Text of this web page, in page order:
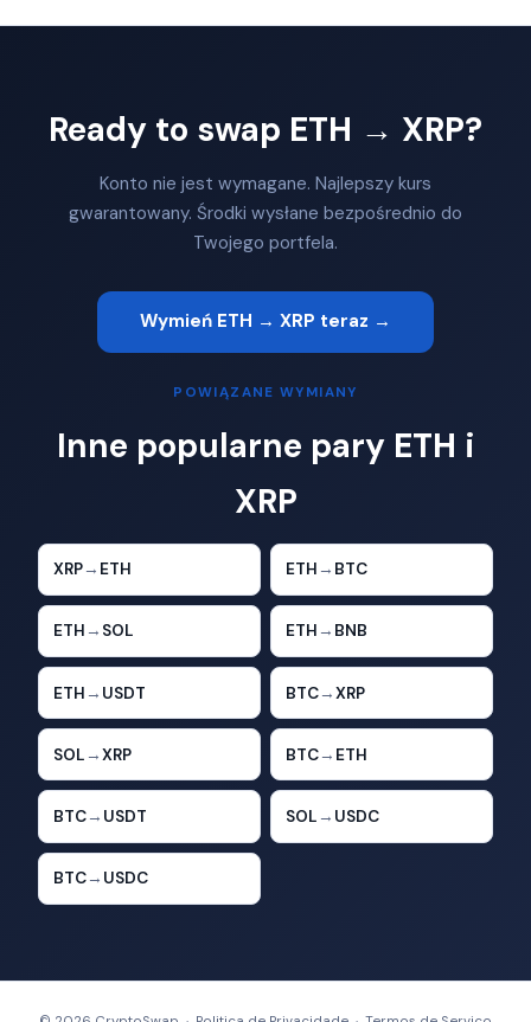
Ready to swap ETH → XRP?
Konto nie jest wymagane. Najlepszy kurs
gwarantowany. Środki wysłane bezpośrednio do
Twojego portfela.
Wymień ETH → XRP teraz →
POWIĄZANE WYMIANY
Inne popularne pary ETH i
XRP
XRP→ ETH ETH → BTC
ETH → SOL ETH → BNB
ETH → USDT BTC→XRP
SOL →XRP BTC→ ETH
BTC→ USDT SOL → USDC
BTC→ USDC